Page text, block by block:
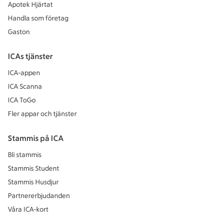
Apotek Hjärtat
Handla som företag
Gaston
ICAs tjänster
ICA-appen
ICA Scanna
ICA ToGo
Fler appar och tjänster
Stammis på ICA
Bli stammis
Stammis Student
Stammis Husdjur
Partnererbjudanden
Våra ICA-kort